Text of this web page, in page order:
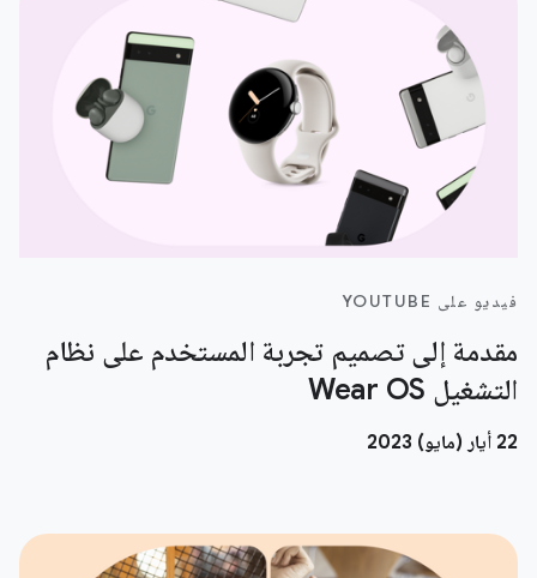
فيديو على YOUTUBE
مقدمة إلى تصميم تجربة المستخدم على نظام
التشغيل Wear OS
22 أيار (مايو) 2023